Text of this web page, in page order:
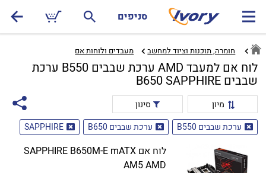
סניפים
חומרה, תוכנות וציוד למחשב מעבדים ולוחות אם‏
לוח אם למעבד AMD ערכת שבבים B550 ערכת
שבבים B650 SAPPHIRE
מיון
סינון
ערכת שבבים B550
ערכת שבבים B650 SAPPHIRE
לוח אם SAPPHIRE B650M-E mATX
AM5 AMD